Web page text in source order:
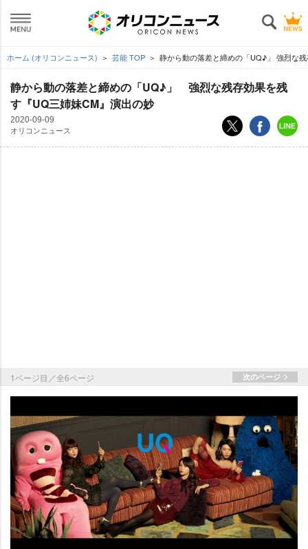
ホーム (オリコンニュース) 芸能 TOP 静から動の落差と締めの「UQ♪」 強烈な
静から動の落差と締めの「UQ♪」 強烈な残存効果を残
す『UQ三姉妹CM』演出の妙
2020-09-09
オリコンニュース
1ページ目／全6ページ 次のページ